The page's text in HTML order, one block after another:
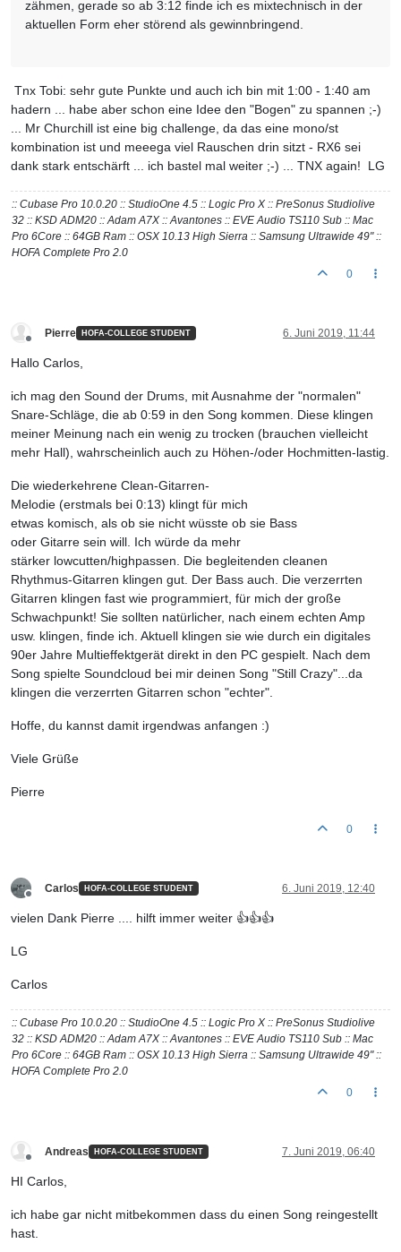
zähmen, gerade so ab 3:12 finde ich es mixtechnisch in der
aktuellen Form eher störend als gewinnbringend.
Tnx Tobi: sehr gute Punkte und auch ich bin mit 1:00 - 1:40 am
hadern ... habe aber schon eine Idee den "Bogen" zu spannen ;-)
... Mr Churchill ist eine big challenge, da das eine mono/st
kombination ist und meeega viel Rauschen drin sitzt - RX6 sei
dank stark entschärft ... ich bastel mal weiter ;-) ... TNX again! LG
:: Cubase Pro 10.0.20 :: StudioOne 4.5 :: Logic Pro X :: PreSonus Studiolive
32 :: KSD ADM20 :: Adam A7X :: Avantones :: EVE Audio TS110 Sub :: Mac
Pro 6Core :: 64GB Ram :: OSX 10.13 High Sierra :: Samsung Ultrawide 49" ::
HOFA Complete Pro 2.0
0
Pierre HOFA-COLLEGE STUDENT 6. Juni 2019, 11:44
Hallo Carlos,
ich mag den Sound der Drums, mit Ausnahme der "normalen"
Snare-Schläge, die ab 0:59 in den Song kommen. Diese klingen
meiner Meinung nach ein wenig zu trocken (brauchen vielleicht
mehr Hall), wahrscheinlich auch zu Höhen-/oder Hochmitten-lastig.
Die wiederkehrene Clean-Gitarren-
Melodie (erstmals bei 0:13) klingt für mich
etwas komisch, als ob sie nicht wüsste ob sie Bass
oder Gitarre sein will. Ich würde da mehr
stärker lowcutten/highpassen. Die begleitenden cleanen
Rhythmus-Gitarren klingen gut. Der Bass auch. Die verzerrten
Gitarren klingen fast wie programmiert, für mich der große
Schwachpunkt! Sie sollten natürlicher, nach einem echten Amp
usw. klingen, finde ich. Aktuell klingen sie wie durch ein digitales
90er Jahre Multieffektgerät direkt in den PC gespielt. Nach dem
Song spielte Soundcloud bei mir deinen Song "Still Crazy"...da
klingen die verzerrten Gitarren schon "echter".
Hoffe, du kannst damit irgendwas anfangen :)
Viele Grüße
Pierre
0
Carlos HOFA-COLLEGE STUDENT 6. Juni 2019, 12:40
vielen Dank Pierre .... hilft immer weiter 👍👍👍
LG
Carlos
:: Cubase Pro 10.0.20 :: StudioOne 4.5 :: Logic Pro X :: PreSonus Studiolive
32 :: KSD ADM20 :: Adam A7X :: Avantones :: EVE Audio TS110 Sub :: Mac
Pro 6Core :: 64GB Ram :: OSX 10.13 High Sierra :: Samsung Ultrawide 49" ::
HOFA Complete Pro 2.0
0
Andreas HOFA-COLLEGE STUDENT 7. Juni 2019, 06:40
HI Carlos,
ich habe gar nicht mitbekommen dass du einen Song reingestellt
hast.